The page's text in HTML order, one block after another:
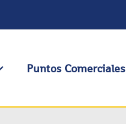
Puntos Comerciales